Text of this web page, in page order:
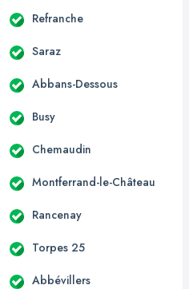
Refranche
Saraz
Abbans-Dessous
Busy
Chemaudin
Montferrand-le-Château
Rancenay
Torpes 25
Abbévillers